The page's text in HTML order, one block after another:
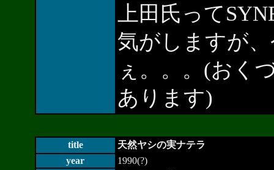
上田氏って
気がしますが
ぇ。。。(おく
あります)
title
天然ヤシの実ナテラ
year
1990(?)